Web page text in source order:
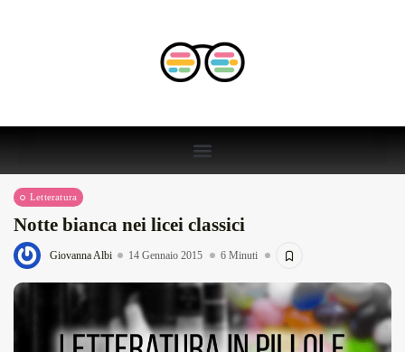
Letteratura
Notte bianca nei licei classici
Giovanna Albi 14 Gennaio 2015 6 Minuti